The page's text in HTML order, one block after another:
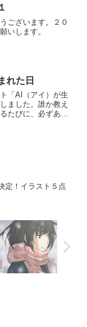
にチ...
ございます。２０
いします。
れた日
「AI（アイ）が生
ました。誰か教え
たびに、必ずある
定！イラスト５点